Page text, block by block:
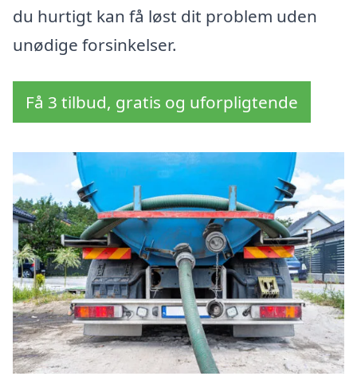
du hurtigt kan få løst dit problem uden
unødige forsinkelser.
Få 3 tilbud, gratis og uforpligtende